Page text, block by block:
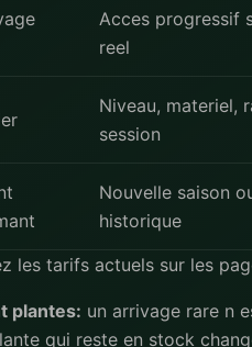
Acces progressif
reel
Niveau, materiel,
session
Nouvelle saison
historique
les tarifs actuels sur les
plantes: un arrivage rare n
qui reste en stock